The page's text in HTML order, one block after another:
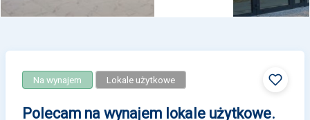
Na wynajem Lokale użytkowe
Polecam na wynajem lokale użytkowe.